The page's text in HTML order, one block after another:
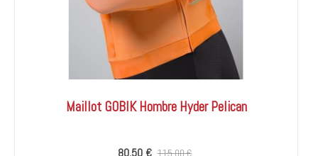
Maillot GOBIK Hombre Hyder Pelican
80,50 € 115,00 €